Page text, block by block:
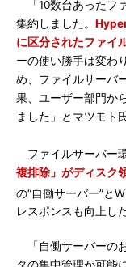
「10数台あったフ
集約しました。
に区分されたファイ
ーの使い勝手は変わ
め、ファイルサーバ
果、ユーザー部門か
ました」とマツモト
ファイルサーバー
複排除」がディスク
の“自働サーバー”と
レスポンスも向上した
「自働サーバーの